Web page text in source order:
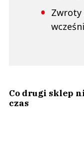
Zwroty
Co drugi sklep
czas